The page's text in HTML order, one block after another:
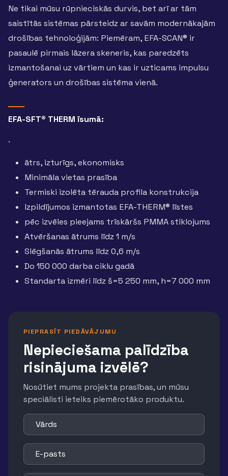
Ne tikai mūsu rūpnieciskās durvis, bet arī ar tām
saistītās sistēmas pārsteidz ar savām modernākajām
drošības tehnoloģijām: Piemēram, EFA-SCAN® ir
pasaulē pirmais lāzera skeneris, kas paredzēts
izmantošanai uz vārtiem un kas ir uzticams impulsu
ģenerators un drošības sistēma vienā.
EFA-SFT® THERM īsumā:
.
ātrs, izturīgs, ekonomisks
Minimāla vietas prasība
Termiski izolēta tērauda profila konstrukcija
Izpildījumos izmantotas EFA-THERM® līstes
pēc izvēles pieejams trīskāršs PMMA stiklojums
Atvēršanas ātrums līdz 1 m/s
Slēgšanās ātrums līdz 0,6 m/s
Do 150 000 darba ciklu gadā
Standarta izmēri līdz š=5 250 mm, h=7 000 mm
PIEPRASĪT PIEDĀVĀJUMU
Nepieciešama palīdzība
risinājuma izvēlē?
Nosūtiet mums projekta prasības, un mūsu
speciālisti ieteiks piemērotāko produktu.
Vārds
E-pasts